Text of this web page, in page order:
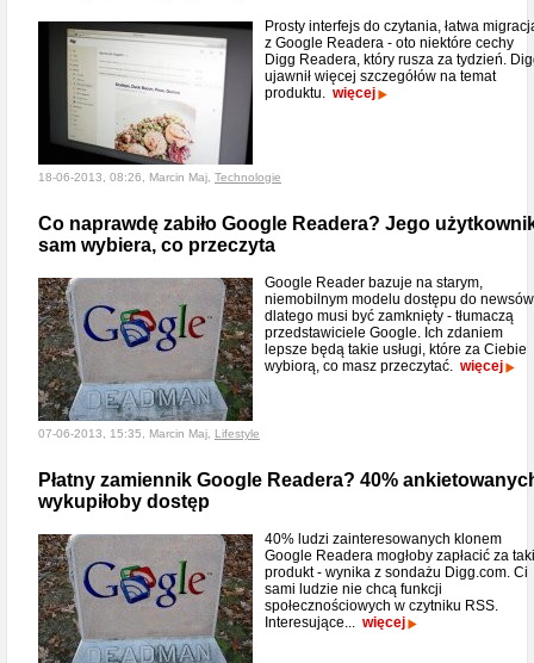
Prosty interfejs do czytania, łatwa
z Google Readera - oto niektóre cechy
Digg Readera, który rusza za tydzień.
ujawnił więcej szczegółów na temat
produktu. więcej
18-06-2013, 08:26, Marcin Maj, Technologie
Co naprawdę zabiło Google Readera? Jego
sam wybiera, co przeczyta
Google Reader bazuje na starym,
niemobilnym modelu dostępu do
dlatego musi być zamknięty - tłumaczą
przedstawiciele Google. Ich zdaniem
lepsze będą takie usługi, które za Ciebie
wybiorą, co masz przeczytać. więcej
07-06-2013, 15:35, Marcin Maj, Lifestyle
Płatny zamiennik Google Readera? 40%
wykupiłoby dostęp
40% ludzi zainteresowanych klonem
Google Readera mogłoby zapłacić za taki
produkt - wynika z sondażu Digg.com. Ci
sami ludzie nie chcą funkcji
społecznościowych w czytniku RSS.
Interesujące... więcej